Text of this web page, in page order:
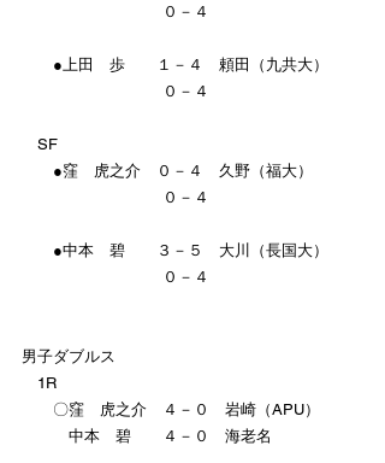
０－４
●上田　歩　　１－４　頼田（九共大）
０－４
SF
●窪　虎之介　０－４　久野（福大）
０－４
●中本　碧　　３－５　大川（長国大）
０－４
男子ダブルス
1R
〇窪　虎之介　４－０　岩崎（APU）
中本　碧　　４－０　海老名